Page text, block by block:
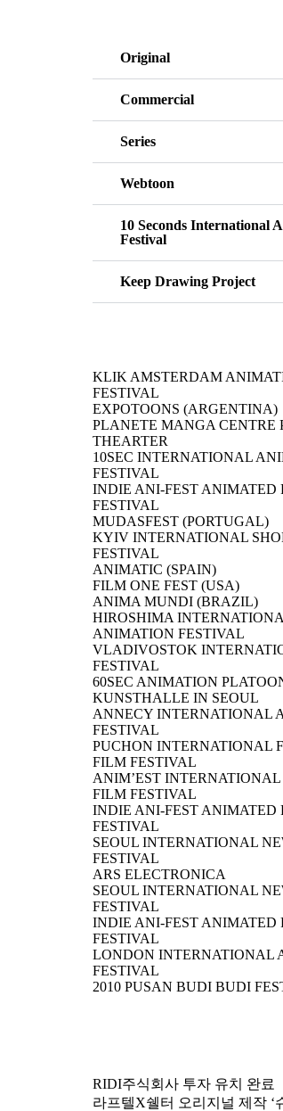
Original
Commercial
Series
Webtoon
10 Seconds International
Festival
Keep Drawing Project
KLIK AMSTERDAM
FESTIVAL
EXPOTOONS (ARGENTINA)
PLANETE MANGA CENTRE
THEARTER
10SEC INTERNATIONAL
FESTIVAL
INDIE ANI-FEST ANIMATED
FESTIVAL
MUDASFEST (PORTUGAL)
KYIV INTERNATIONAL
FESTIVAL
ANIMATIC (SPAIN)
FILM ONE FEST (USA)
ANIMA MUNDI (BRAZIL)
HIROSHIMA
ANIMATION FESTIVAL
VLADIVOSTOK
FESTIVAL
60SEC ANIMATION
KUNSTHALLE IN SEOUL
ANNECY INTERNATIONAL
FESTIVAL
PUCHON INTERNATIONAL
FILM FESTIVAL
ANIM’EST
FILM FESTIVAL
INDIE ANI-FEST ANIMATED
FESTIVAL
SEOUL INTERNATIONAL
FESTIVAL
ARS ELECTRONICA
SEOUL INTERNATIONAL
FESTIVAL
INDIE ANI-FEST ANIMATED
FESTIVAL
LONDON INTERNATIONAL
FESTIVAL
2010 PUSAN BUDI BUDI
RIDI주식회사 투자 유치 완료
라프텔X쉘터 오리지널 제작 ‘